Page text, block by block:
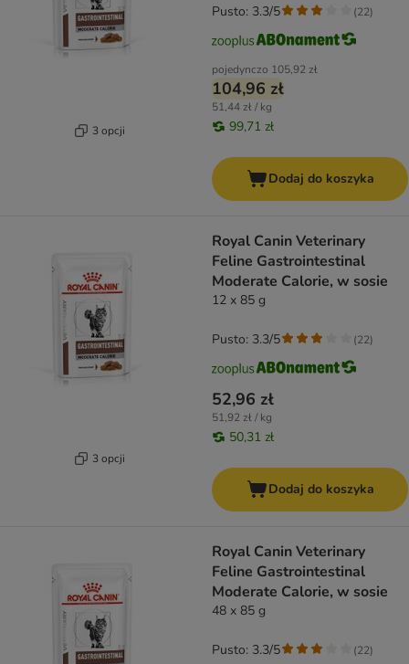
3 opcji
pojedynczo 105,92 zł
104,96 zł
51,44 zł / kg
99,71 zł
Pusto: 3.3/5 (22)
Dodaj do koszyka
3 opcji
Royal Canin Veterinary
Feline Gastrointestinal
Moderate Calorie, w sosie
12 x 85 g
52,96 zł
51,92 zł / kg
50,31 zł
Pusto: 3.3/5 (22)
Dodaj do koszyka
Royal Canin Veterinary
Feline Gastrointestinal
Moderate Calorie, w sosie
48 x 85 g
Pusto: 3.3/5 (22)